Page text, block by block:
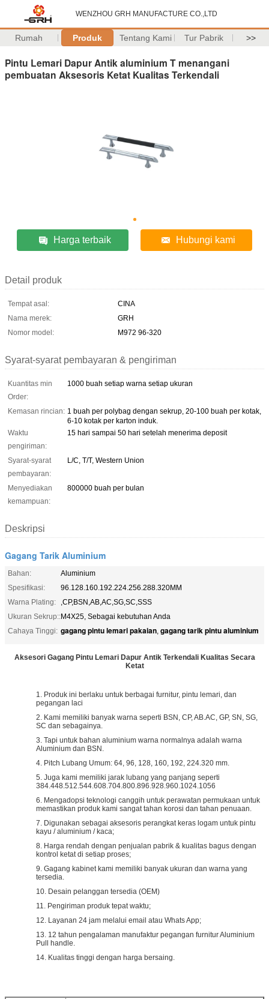
WENZHOU GRH MANUFACTURE CO.,LTD
Rumah Produk Tentang Kami Tur Pabrik >>
Pintu Lemari Dapur Antik aluminium T menangani
pembuatan Aksesoris Ketat Kualitas Terkendali
Harga terbaik Hubungi kami
Detail produk
Tempat asal:
CINA
Nama merek:
GRH
Nomor model:
M972 96-320
Syarat-syarat pembayaran & pengiriman
Kuantitas min
Order:
1000 buah setiap warna setiap ukuran
Kemasan rincian: 1 buah per polybag dengan sekrup, 20-100 buah per kotak,
6-10 kotak per karton induk.
Waktu
pengiriman:
15 hari sampai 50 hari setelah menerima deposit
Syarat-syarat
pembayaran:
L/C, T/T, Western Union
Menyediakan
kemampuan:
800000 buah per bulan
Deskripsi
Gagang Tarik Aluminium
Bahan:
Aluminium
Spesifikasi:
96.128.160.192.224.256.288.320MM
Warna Plating:
,CP,BSN,AB,AC,SG,SC,SSS
Ukuran Sekrup::M4X25, Sebagai kebutuhan Anda
Cahaya Tinggi: gagang pintu lemari pakaian, gagang tarik pintu aluminium
Aksesori Gagang Pintu Lemari Dapur Antik Terkendali Kualitas Secara
Ketat
1. Produk ini berlaku untuk berbagai furnitur, pintu lemari, dan
pegangan laci
2. Kami memiliki banyak warna seperti BSN, CP, AB.AC, GP, SN, SG,
SC dan sebagainya.
3. Tapi untuk bahan aluminium warna normalnya adalah warna
Aluminium dan BSN.
4. Pitch Lubang Umum: 64, 96, 128, 160, 192, 224.320 mm.
5. Juga kami memiliki jarak lubang yang panjang seperti
384.448.512.544.608.704.800.896.928.960.1024.1056
6. Mengadopsi teknologi canggih untuk perawatan permukaan untuk
memastikan produk kami sangat tahan korosi dan tahan penuaan.
7. Digunakan sebagai aksesoris perangkat keras logam untuk pintu
kayu / aluminium / kaca;
8. Harga rendah dengan penjualan pabrik & kualitas bagus dengan
kontrol ketat di setiap proses;
9. Gagang kabinet kami memiliki banyak ukuran dan warna yang
tersedia.
10. Desain pelanggan tersedia (OEM)
11. Pengiriman produk tepat waktu;
12. Layanan 24 jam melalui email atau Whats App;
13. 12 tahun pengalaman manufaktur pegangan furnitur Aluminium
Pull handle.
14. Kualitas tinggi dengan harga bersaing.